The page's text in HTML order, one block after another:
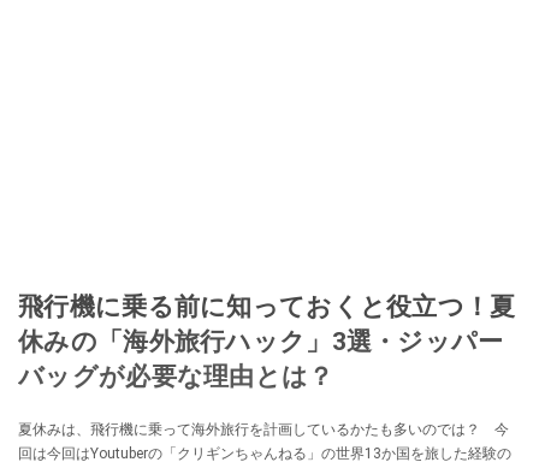
飛行機に乗る前に知っておくと役立つ！夏
休みの「海外旅行ハック」3選・ジッパー
バッグが必要な理由とは？
夏休みは、飛行機に乗って海外旅行を計画しているかたも多いのでは？ 今
回は今回はYoutuberの「クリギンちゃんねる」の世界13か国を旅した経験の